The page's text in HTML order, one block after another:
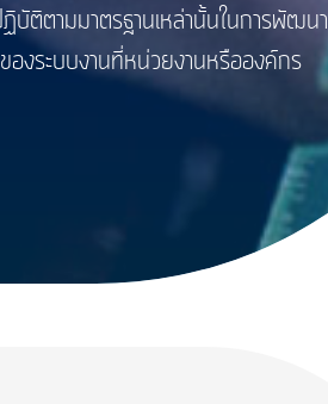
ตามมาตรฐานเหล่านั้นในการพัฒนา
องระบบงานที่หน่วยงานหรือองค์กร